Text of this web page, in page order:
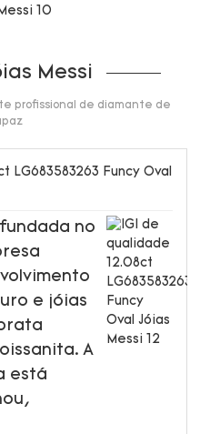
Messi
profissional de diamante de
no
e jóias
A
está